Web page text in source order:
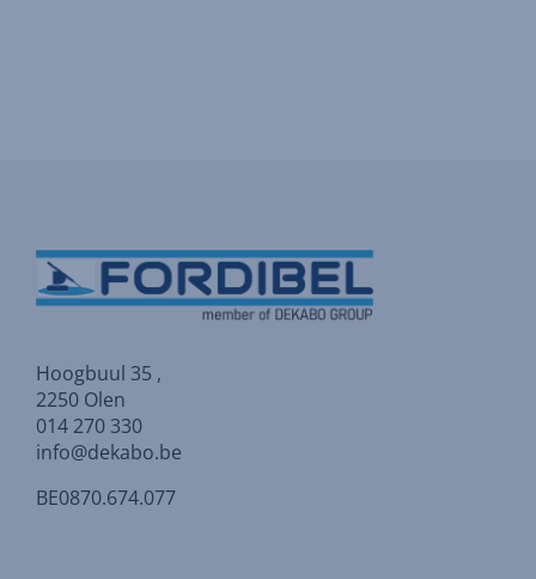
Hoogbuul 35 ,
2250 Olen
014 270 330
info@dekabo.be
BE0870.674.077